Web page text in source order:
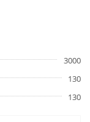
3000
130
130